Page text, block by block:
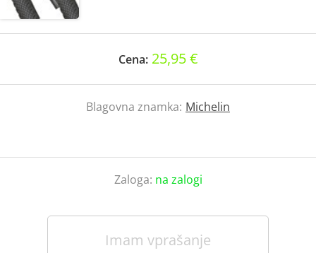
Cena: 25,95 €
Blagovna znamka: Michelin
Zaloga: na zalogi
Imam vprašanje